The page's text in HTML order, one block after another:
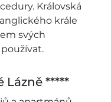
Královská
krále
svých
Lázně *****